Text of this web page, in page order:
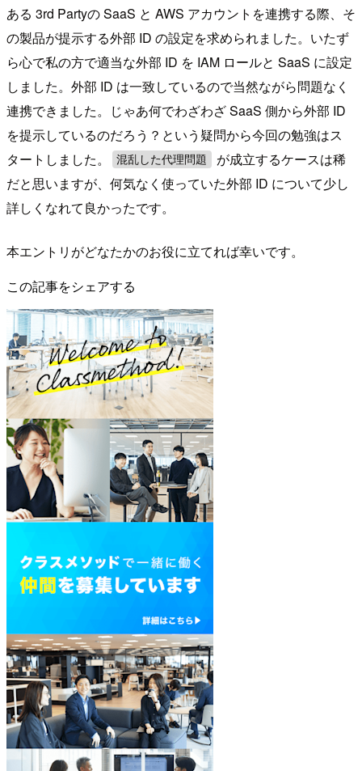
ある 3rd Partyの SaaS と AWS アカウントを連携する際、そ
の製品が提示する外部 ID の設定を求められました。いたず
ら心で私の方で適当な外部 ID を IAM ロールと SaaS に設定
しました。外部 ID は一致しているので当然ながら問題なく
連携できました。じゃあ何でわざわざ SaaS 側から外部 ID
を提示しているのだろう？という疑問から今回の勉強はス
タートしました。
混乱した代理問題
が成立するケースは稀
だと思いますが、何気なく使っていた外部 ID について少し
詳しくなれて良かったです。
本エントリがどなたかのお役に立てれば幸いです。
この記事をシェアする